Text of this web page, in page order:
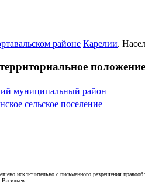
районе Карелии.
положение
муниципальный район
сельское поселение
исключительно с письменного разрешения